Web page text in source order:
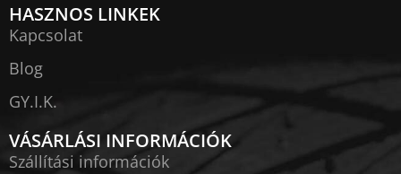
HASZNOS LINKEK
Kapcsolat
Blog
GY.I.K.
VÁSÁRLÁSI INFORMÁCIÓK
Szállítási információk